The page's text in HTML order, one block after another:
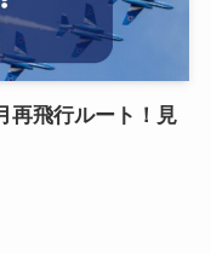
再飛行ルート！見